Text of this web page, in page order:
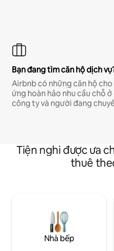
Bạn đang tìm căn hộ dịch
Airbnb có những căn hộ
ứng hoàn hảo nhu cầu chỗ
công ty và người đang
Tiện nghi được ưa
thuê
Nhà bếp